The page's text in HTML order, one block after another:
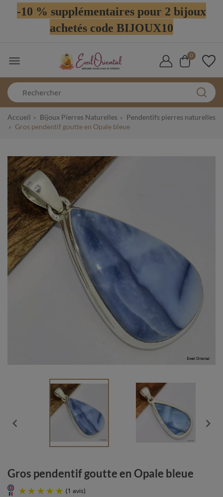
-10 % supplémentaires pour 2 bijoux
achetés code BIJOUX10
 0
Accueil Bijoux Pierres Naturelles
Pendentifs pierres naturelles
Gros pendentif goutte en Opale bleue
 
Gros pendentif goutte en Opale bleue